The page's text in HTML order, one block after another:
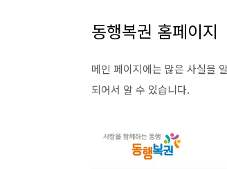
동행복권 홈페이지
메인 페이지에는 많은 사실을
되어서 알 수 있습니다.